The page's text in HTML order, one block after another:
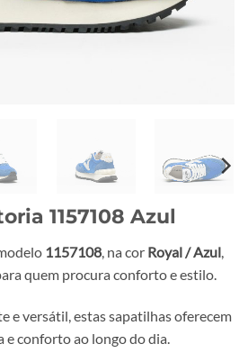
1157108 Azul
1157108, na cor Royal / Azul,
quem procura conforto e estilo.
e versátil, estas sapatilhas oferecem
e conforto ao longo do dia.